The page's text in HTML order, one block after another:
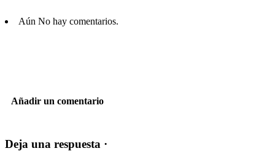
Aún No hay comentarios.
Añadir un comentario
Deja una respuesta ·